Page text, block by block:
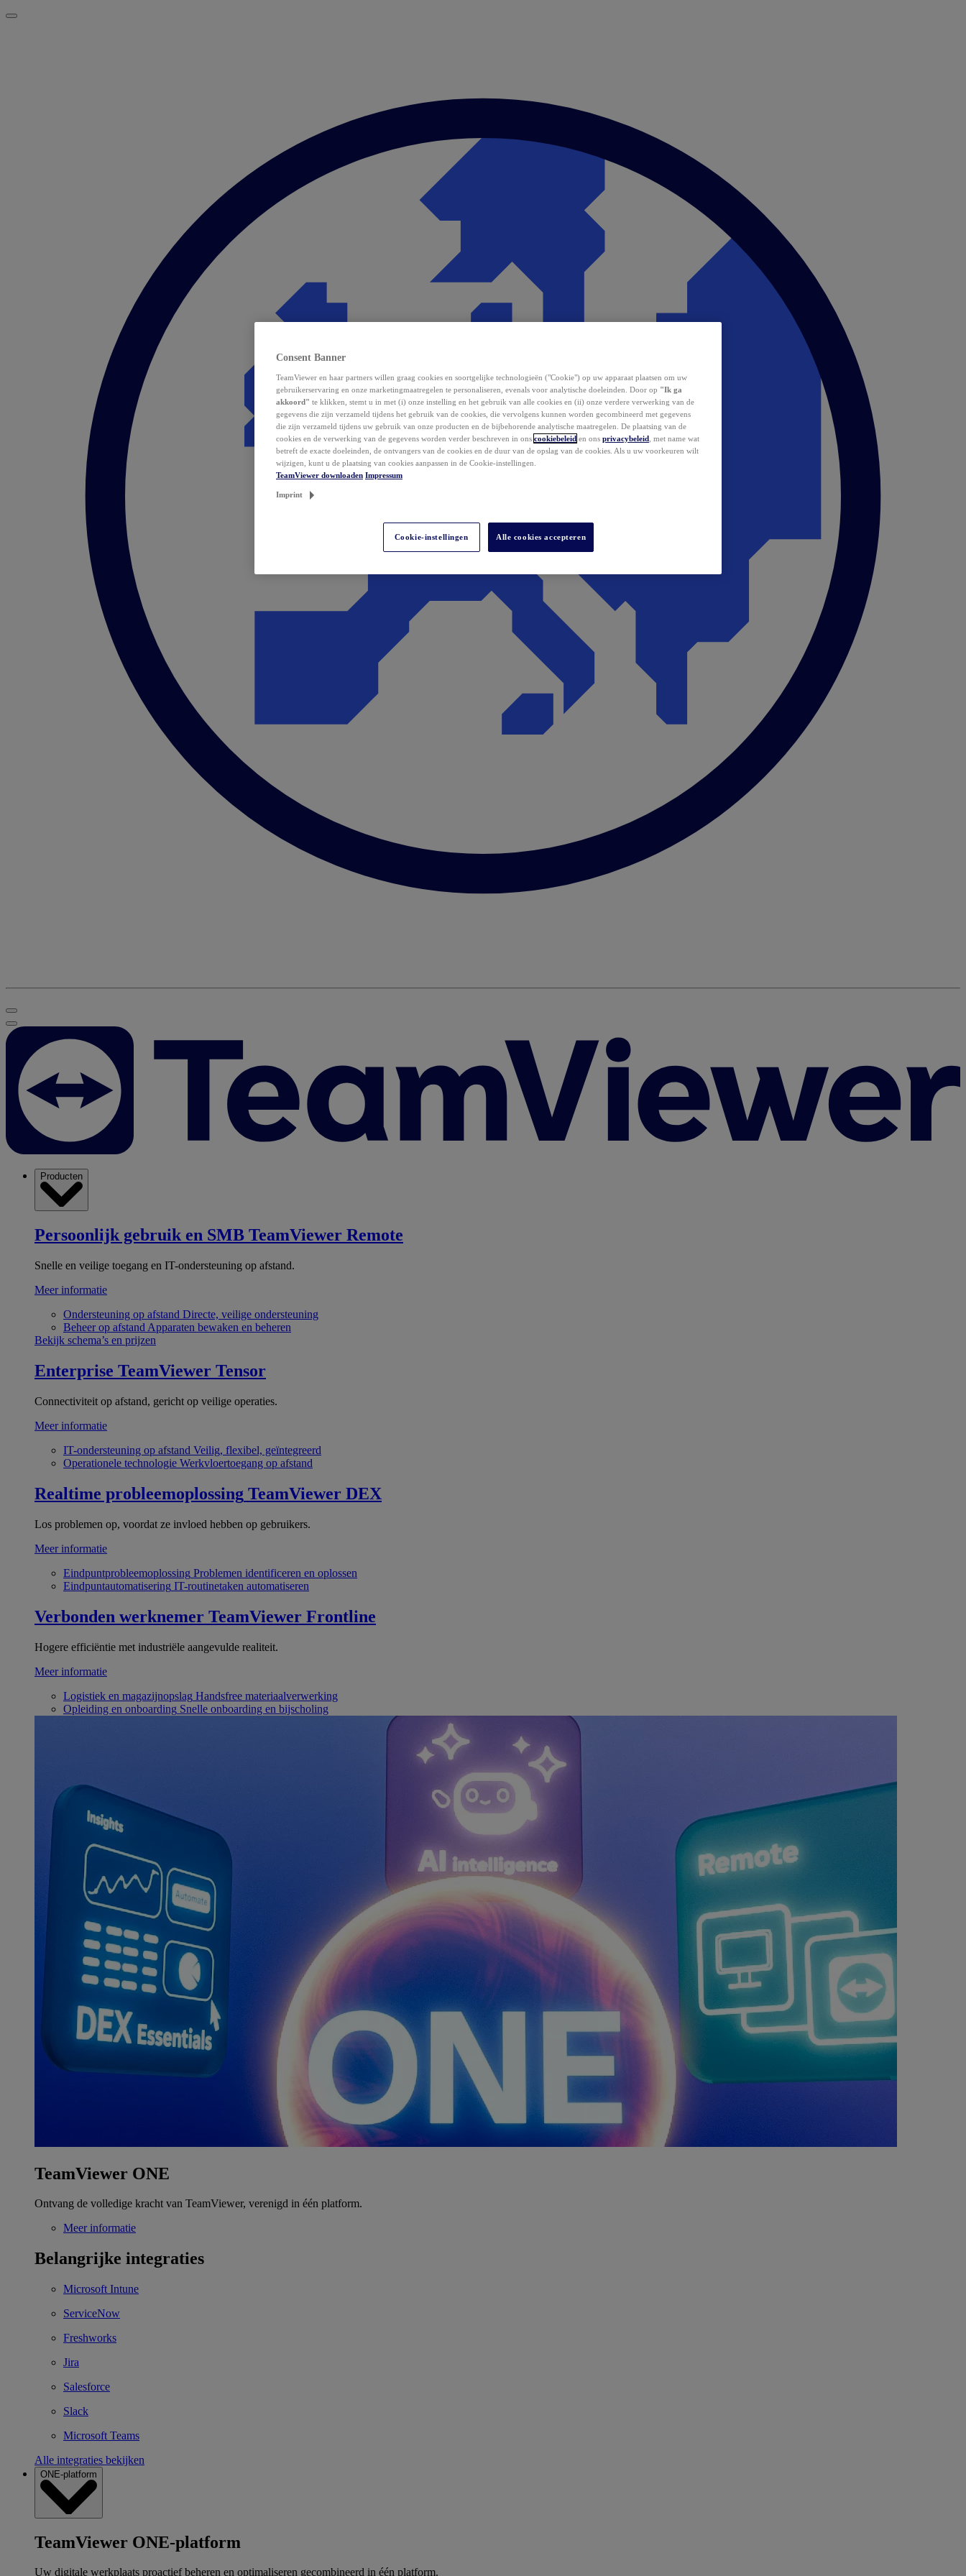
Producten
Persoonlijk gebruik en SMB TeamViewer Remote
Snelle en veilige toegang en IT-ondersteuning op afstand.
Meer informatie
Ondersteuning op afstand Directe, veilige ondersteuning
Beheer op afstand Apparaten bewaken en beheren
Bekijk schema’s en prijzen
Enterprise TeamViewer Tensor
Connectiviteit op afstand, gericht op veilige operaties.
Meer informatie
IT-ondersteuning op afstand Veilig, flexibel, geïntegreerd
Operationele technologie Werkvloertoegang op afstand
Realtime probleemoplossing TeamViewer DEX
Los problemen op, voordat ze invloed hebben op gebruikers.
Meer informatie
Eindpuntprobleemoplossing Problemen identificeren en oplossen
Eindpuntautomatisering IT-routinetaken automatiseren
Verbonden werknemer TeamViewer Frontline
Hogere efficiëntie met industriële aangevulde realiteit.
Meer informatie
Logistiek en magazijnopslag Handsfree materiaalverwerking
Opleiding en onboarding Snelle onboarding en bijscholing
TeamViewer ONE
Ontvang de volledige kracht van TeamViewer, verenigd in één platform.
Meer informatie
Belangrijke integraties
Microsoft Intune
ServiceNow
Freshworks
Jira
Salesforce
Slack
Microsoft Teams
Alle integraties bekijken
ONE-platform
TeamViewer ONE-platform
Uw digitale werkplaats proactief beheren en optimaliseren gecombineerd in één platform.
Consent Banner
TeamViewer en haar partners willen graag cookies en soortgelijke technologieën ("Cookie") op uw apparaat plaatsen om uw
gebruikerservaring en onze marketingmaatregelen te personaliseren, evenals voor analytische doeleinden. Door op "Ik ga
akkoord" te klikken, stemt u in met (i) onze instelling en het gebruik van alle cookies en (ii) onze verdere verwerking van de
gegevens die zijn verzameld tijdens het gebruik van de cookies, die vervolgens kunnen worden gecombineerd met gegevens
die zijn verzameld tijdens uw gebruik van onze producten en de bijbehorende analytische maatregelen. De plaatsing van de
cookies en de verwerking van de gegevens worden verder beschreven in ons cookiebeleid en ons privacybeleid , met name wat
betreft de exacte doeleinden, de ontvangers van de cookies en de duur van de opslag van de cookies. Als u uw voorkeuren wilt
wijzigen, kunt u de plaatsing van cookies aanpassen in de Cookie-instellingen.
TeamViewer downloaden Impressum
Imprint
Cookie-instellingen Alle cookies accepteren